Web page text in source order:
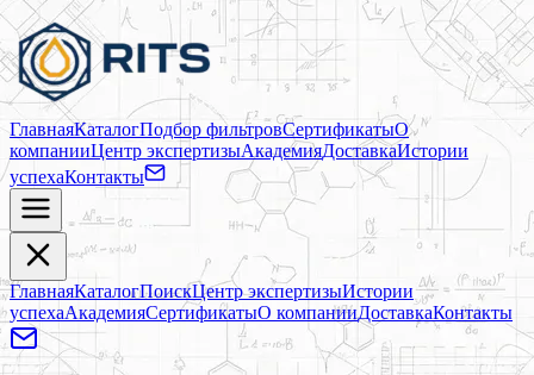
ГлавнаяКаталогПодбор фильтровСертификатыО
компанииЦентр экспертизыАкадемияДоставкаИстории
успехаКонтакты
ГлавнаяКаталогПоискЦентр экспертизыИстории
успехаАкадемияСертификатыО компанииДоставкаКонтакты